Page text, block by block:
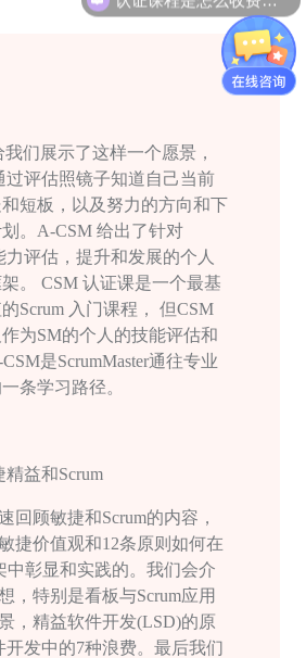
我们展示了这样一个愿景，
过评估照镜子知道自己当前
短板，以及努力的方向和下
。 A-CSM 给出了针对
力评估，提升和发展的个人
。 CSM 认证课是一个最基
Scrum 入门课程， 但CSM
为SM的个人的技能评估和
是ScrumMaster通往专业
条学习路径。
精益和Scrum
回顾敏捷和Scrum的内容，
捷价值观和12条原则如何在
中彰显和实践的。我们会介
，特别是看板与Scrum应用
，精益软件开发(LSD)的原
开发中的7种浪费。最后我们